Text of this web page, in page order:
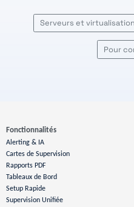
Serveurs et virtualisation
Pour
Fonctionnalités
Alerting & IA
Cartes de Supervision
Rapports PDF
Tableaux de Bord
Setup Rapide
Supervision Unifiée